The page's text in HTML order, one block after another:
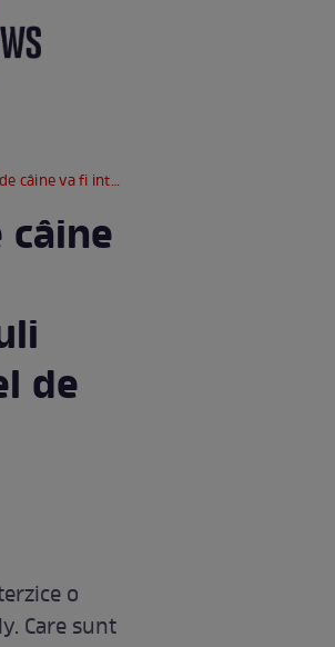
pentru cei care au deja un astfel de animal
de
o
Care sunt